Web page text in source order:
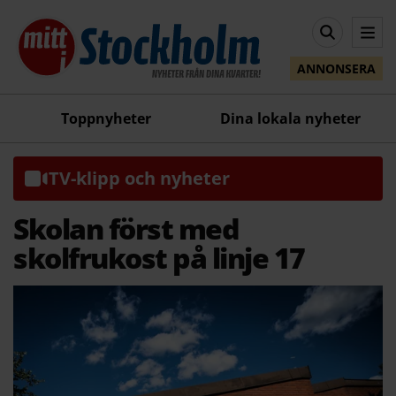
ANNONSERA
Toppnyheter Dina lokala nyheter
TV-klipp och nyheter
Skolan först med
skolfrukost på linje 17